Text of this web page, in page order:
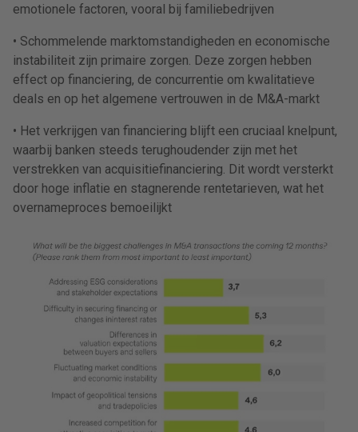
emotionele factoren, vooral bij familiebedrijven
• Schommelende marktomstandigheden en economische
instabiliteit zijn primaire zorgen. Deze zorgen hebben
effect op financiering, de concurrentie om kwalitatieve
deals en op het algemene vertrouwen in de M&A-markt
• Het verkrijgen van financiering blijft een cruciaal knelpunt,
waarbij banken steeds terughoudender zijn met het
verstrekken van acquisitiefinanciering. Dit wordt versterkt
door hoge inflatie en stagnerende rentetarieven, wat het
overnameproces bemoeilijkt